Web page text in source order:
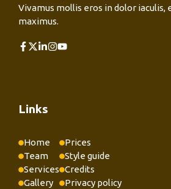
Vivamus mollis eros in dolor iaculis,
maximus.
Links
Home
Team
Services
Gallery
Prices
Style guide
Credits
Privacy policy